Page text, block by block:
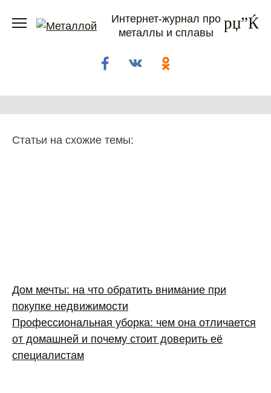
Интернет-журнал про
металлы и сплавы
Статьи на схожие темы:
Дом мечты: на что обратить внимание при
покупке недвижимости
Профессиональная уборка: чем она отличается
от домашней и почему стоит доверить её
специалистам